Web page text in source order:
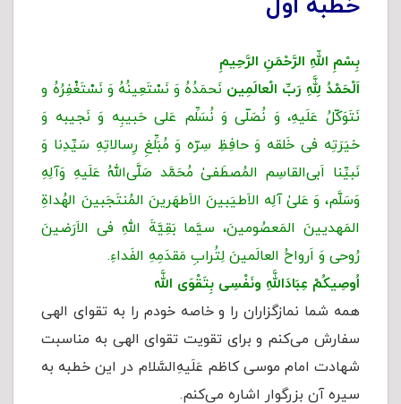
خطبه اول
بِسْمِ اللّهِ الرَّحْمَنِ الرَّحِیمِ
اَلْحَمْدُ لِلَّهِ رَبِّ الْعالَمِین نَحمَدُهُ وَ نَسْتَعِینُهُ وَ نَسْتَغْفِرُهُ و
نَتَوَکّلُ عَلَیهِ، وَ نُصَلّی وَ نُسَلِّم عَلی حَبیبِه وَ نَجیبه وَ
خیَرَتِه فی خَلقه وَ حافِظِ سِرّه وَ مُبَلِّغِ رِسالاتِهِ سَیِّدِنا وَ
نَبیِّنا اَبی‌القاسِم المُصطَفیٰ مُحَمَّد صَلَّى‌اللهُ عَلَیهِ وَآلِهِ
وَسَلَّم، وَ عَلیٰ آلِه الاَطیَبینَ الاَطهَرینَ المُنتَجَبینَ الهُداةِ
المَهدیینَ المَعصُومینَ، سیَّما بَقِیَّةَ اللهِ فی الاَرَضینَ
رُوحی وَ اَرواحُ العالَمینَ لِتُرابِ مَقدَمِهِ الفَداءِ.
اُوصِیكُمْ عِبَادَاللَّهِ ونَفْسِی بِتَقْوَى اللَّه
همه شما نمازگزاران را و خاصه خودم را به تقوای الهی
سفارش می‌کنم و برای تقویت تقوای الهی به مناسبت
شهادت امام موسی کاظم عَلَیهِ‌السَّلام در این خطبه به
سیره آن بزرگوار اشاره‌ می‌کنم.